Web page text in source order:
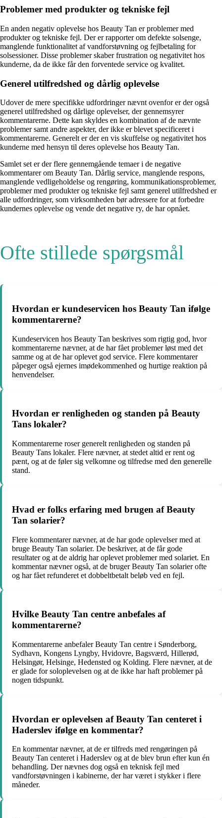
Problemer med produkter og tekniske fejl
En anden negativ oplevelse hos Beauty Tan er problemer med
produkter og tekniske fejl. Der er rapporter om defekte solsenge,
manglende funktionalitet af vandforstøvning og fejlbetaling for
solsessioner. Disse problemer skaber frustration og negativitet hos
kunderne, da de ikke får den forventede service og kvalitet.
Generel utilfredshed og dårlig oplevelse
Udover de mere specifikke udfordringer nævnt ovenfor er der også
generel utilfredshed og dårlige oplevelser, der gennemsyrer
kommentarerne. Dette kan skyldes en kombination af de nævnte
problemer samt andre aspekter, der ikke er blevet specificeret i
kommentarerne. Generelt er der en vis skuffelse og negativitet hos
kunderne med hensyn til deres oplevelse hos Beauty Tan.
Samlet set er der flere gennemgående temaer i de negative
kommentarer om Beauty Tan. Dårlig service, manglende respons,
manglende vedligeholdelse og rengøring, kommunikationsproblemer,
problemer med produkter og tekniske fejl samt generel utilfredshed er
alle udfordringer, som virksomheden bør adressere for at forbedre
kundernes oplevelse og vende det negative ry, de har opnået.
Ofte stillede spørgsmål
Hvordan er kundeservicen hos Beauty Tan ifølge
kommentarerne?
Kundeservicen hos Beauty Tan beskrives som rigtig god, hvor
kommentarerne nævner, at de har fået problemer løst med det
samme og at de har oplevet god service. Flere kommentarer
påpeger også ejernes imødekommenhed og hurtige reaktion på
henvendelser.
Hvordan er renligheden og standen på Beauty
Tans lokaler?
Kommentarerne roser generelt renligheden og standen på
Beauty Tans lokaler. Flere nævner, at stedet altid er rent og
pænt, og at de føler sig velkomne og tilfredse med den generelle
stand.
Hvad er folks erfaring med brugen af Beauty
Tan solarier?
Flere kommentarer nævner, at de har gode oplevelser med at
bruge Beauty Tan solarier. De beskriver, at de får gode
resultater og at de aldrig har oplevet problemer med solariet. En
kommentar nævner også, at de bruger Beauty Tan solarier ofte
og har fået refunderet et dobbeltbetalt beløb ved en fejl.
Hvilke Beauty Tan centre anbefales af
kommentarerne?
Kommentarerne anbefaler Beauty Tan centre i Sønderborg,
Sydhavn, Kongens Lyngby, Hvidovre, Bagsværd, Hillerød,
Helsingør, Helsinge, Hedensted og Kolding. Flere nævner, at de
er glade for soloplevelsen og at de ikke har haft problemer på
nogen tidspunkt.
Hvordan er oplevelsen af Beauty Tan centeret i
Haderslev ifølge en kommentar?
En kommentar nævner, at de er tilfreds med rengøringen på
Beauty Tan centeret i Haderslev og at de blev brun efter kun én
behandling. Der nævnes dog også en teknisk fejl med
vandforstøvningen i kabinerne, der har været i stykker i flere
måneder.